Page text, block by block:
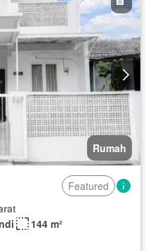
Rumah
Featured
144 m²